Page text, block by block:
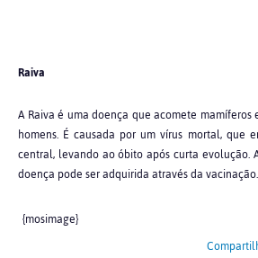
Raiva
A Raiva é uma doença que acomete
homens. É causada por um vírus mortal, que
central, levando ao óbito após curta evolução.
doença pode ser adquirida através da vacinação.
{mosimage}